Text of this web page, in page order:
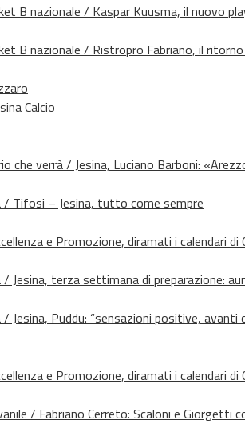
B nazionale / Kaspar Kuusma, il nuovo
B nazionale / Ristropro Fabriano, il ritorno
Calcio
che verrà / Jesina, Luciano Barboni:
/ Tifosi – Jesina, tutto come sempre
e Promozione, diramati i calendari di
/ Jesina, terza settimana di preparazione:
/ Jesina, Puddu: “sensazioni positive, avanti
e Promozione, diramati i calendari di
/ Fabriano Cerreto: Scaloni e Giorgetti